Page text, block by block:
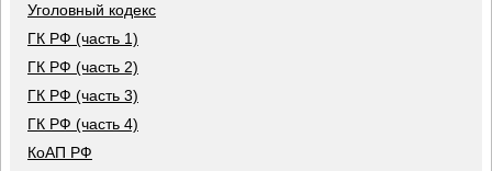
Уголовный кодекс
ГК РФ (часть 1)
ГК РФ (часть 2)
ГК РФ (часть 3)
ГК РФ (часть 4)
КоАП РФ